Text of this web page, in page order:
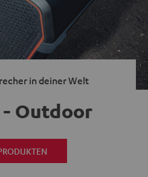
in deiner Welt
Outdoor